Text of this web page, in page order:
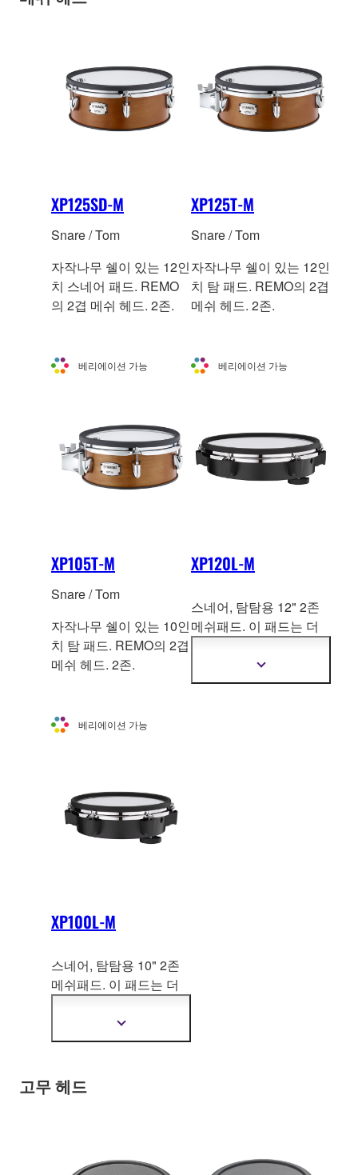
XP125SD-M
Snare / Tom
자작나무 쉘이 있는 12인
치 스네어 패드. REMO
의 2겹 메쉬 헤드. 2존.
베리에이션 가능
XP125T-M
Snare / Tom
자작나무 쉘이 있는 12인
치 탐 패드. REMO의 2겹
메쉬 헤드. 2존.
베리에이션 가능
XP105T-M
Snare / Tom
자작나무 쉘이 있는 10인
치 탐 패드. REMO의 2겹
메쉬 헤드. 2존.
베리에이션 가능
XP120L-M
스네어, 탐탐용 12" 2존
메쉬패드. 이 패드는 더
해 어쿠스틱 드럼과 같은
후프를 사용합니다.
더
자
XP100L-M
스네어, 탐탐용 10" 2존
메쉬패드. 이 패드는 더
해 어쿠스틱 드럼과 같은
후프를 사용합니다.
더
자
고무 헤드